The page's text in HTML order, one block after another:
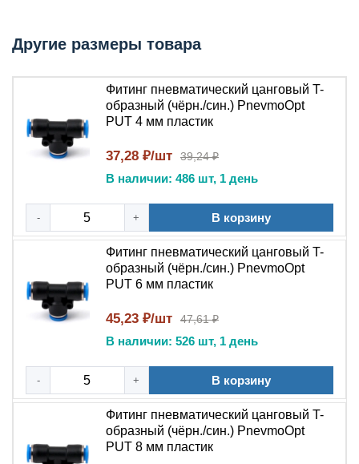
монтажниками при сборке систем индустриальной
пневматики. Герметичное подключение обеспечивается
нажимным цанговым механизмом, фиксирующим
трубку без дополнительного инструмента .
Технические характеристики
Тип устройства: T-образный тройник
Тип соединения: нажимной быстроразъемный
(цанговый)
Материал корпуса: пластик (PBT –
полибутилентерефталат)
Материал нажимной втулки: полиоксиметилен
(POM)
Стопорные зубчатые кольца: нержавеющая сталь
AISI 304/316
Материал уплотнения: нитрильный каучук (NBR)
исполнения (4, 6, 8, 10, 12 мм)
Рабочее давление: до 1,0 МПа (10 Атм)
Максимальное давление: 1,2–1,5 МПа
Отрицательное давление (вакуум): до -0,1 МПа (1
Атм)
Другие размеры товара
Фитинг пневматический цанговый T-
образный (чёрн./син.) PnevmoOpt
PUT 4 мм пластик
37,28 ₽/шт 39,24 ₽
В наличии: 486 шт, 1 день
- + В корзину
Фитинг пневматический цанговый T-
образный (чёрн./син.) PnevmoOpt
PUT 6 мм пластик
45,23 ₽/шт 47,61 ₽
В наличии: 526 шт, 1 день
- + В корзину
Фитинг пневматический цанговый T-
образный (чёрн./син.) PnevmoOpt
PUT 8 мм пластик